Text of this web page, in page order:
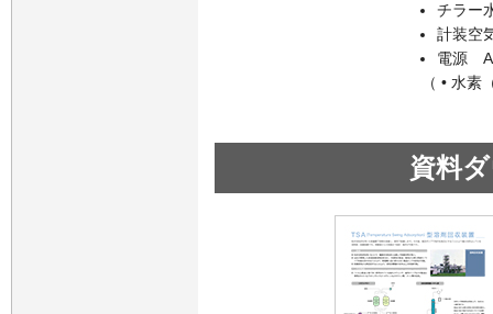
チラー
計装空
電源
（ • 水
資料